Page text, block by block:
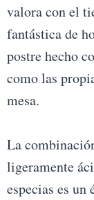
valora con el
fantástica de
postre hecho
como las
mesa.
La
ligeramente
especias es